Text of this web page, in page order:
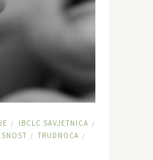
/ IBCLC SAVJETNICA /
/ TRUDNOĆA /